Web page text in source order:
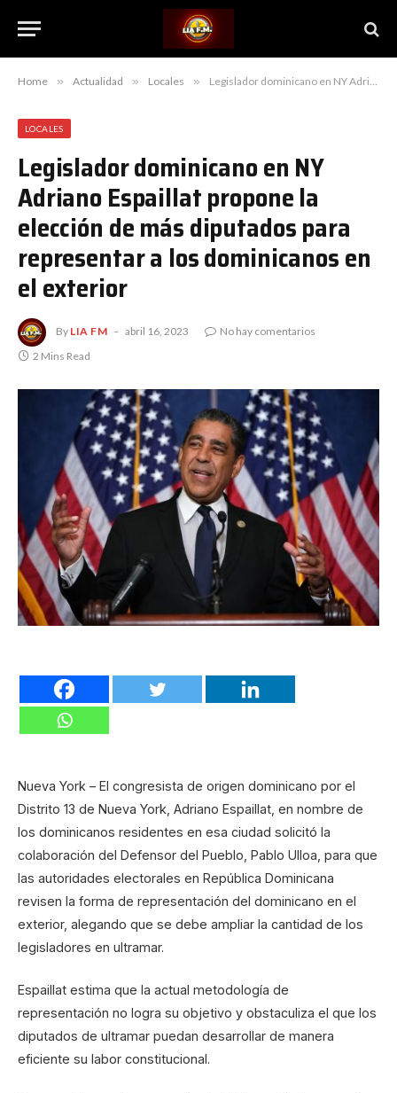
Home » Actualidad » Locales » Legislador dominicano en NY Adriano Espaillat propone la elección de más diputados para representar a los dominicanos en el exterior
LOCALES
Legislador dominicano en NY
Adriano Espaillat propone la
elección de más diputados para
representar a los dominicanos en
el exterior
By LIA FM abril 16, 2023
No hay comentarios
2 Mins Read
Nueva York – El congresista de origen dominicano por el
Distrito 13 de Nueva York, Adriano Espaillat, en nombre de
los dominicanos residentes en esa ciudad solicitó la
colaboración del Defensor del Pueblo, Pablo Ulloa, para que
las autoridades electorales en República Dominicana
revisen la forma de representación del dominicano en el
exterior, alegando que se debe ampliar la cantidad de los
legisladores en ultramar.
Espaillat estima que la actual metodología de
representación no logra su objetivo y obstaculiza el que los
diputados de ultramar puedan desarrollar de manera
eficiente su labor constitucional.